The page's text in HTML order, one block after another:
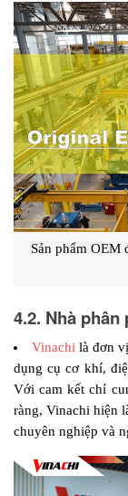
Sản phẩm OEM
4.2. Nhà
Vinachi là đơn
dụng cụ cơ khí,
Với cam kết chỉ
ràng, Vinachi hiện
chuyên nghiệp và